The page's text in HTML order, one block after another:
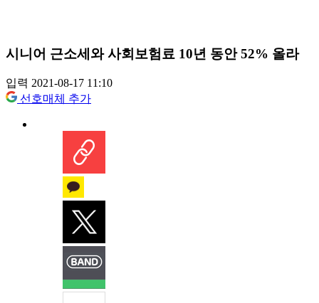
시니어 근소세와 사회보험료 10년 동안 52% 올라
입력 2021-08-17 11:10
선호매체 추가